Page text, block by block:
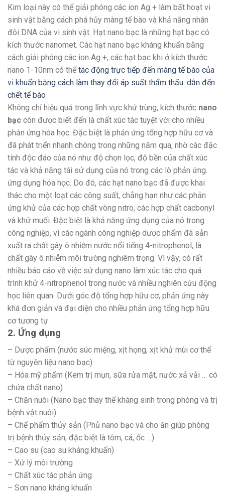
Kim loại này có thể giải phóng các ion Ag + làm bất hoạt vi
sinh vật bằng cách phá hủy màng tế bào và khả năng nhân
đôi DNA của vi sinh vật. Hạt nano bạc là những hạt bạc có
kích thước nanomet. Các hạt nano bạc kháng khuẩn bằng
cách giải phóng các ion Ag +, các hạt bạc khi ở kích thước
nano 1-10nm có thểtác động trực tiếp đến màng tế bào của
vi khuẩn bằng cách làm thay đổi áp suất thẩm thấu. dẫn đến
chết tế bào
Không chỉ hiệu quả trong lĩnh vực khử trùng, kích thước nano
bạc còn được biết đến là chất xúc tác tuyệt vời cho nhiều
phản ứng hóa học. Đặc biệt là phản ứng tổng hợp hữu cơ và
đã phát triển nhanh chóng trong những năm qua, nhờ các đặc
tính độc đáo của nó như độ chọn lọc, độ bền của chất xúc
tác và khả năng tái sử dụng của nó trong các lò phản ứng.
ứng dụng hóa học. Do đó, các hạt nano bạc đã được khai
thác cho một loạt các công suất, chẳng hạn như các phản
ứng khử của các hợp chất vòng nitro, các hợp chất cacbonyl
và khử muối. Đặc biệt là khả năng ứng dụng của nó trong
công nghiệp, vì các ngành công nghiệp dược phẩm đã sản
xuất ra chất gây ô nhiễm nước nổi tiếng 4-nitrophenol, là
chất gây ô nhiễm môi trường nghiêm trọng. Vì vậy, có rất
nhiều báo cáo về việc sử dụng nano làm xúc tác cho quá
trình khử 4-nitrophenol trong nước và nhiều nghiên cứu động
học liên quan. Dưới góc độ tổng hợp hữu cơ, phản ứng này
khá đơn giản và đại diện cho nhiều phản ứng tổng hợp hữu
cơ tương tự.
2. Ứng dụng
– Dược phẩm (nước súc miệng, xịt họng, xịt khử mùi cơ thể
từ nguyên liệu nano bạc)
– Hóa mỹ phẩm (Kem trị mụn, sữa rửa mặt, nước xả vải … có
chứa chất nano)
– Chăn nuôi (Nano bạc thay thế kháng sinh trong phòng và trị
bệnh vật nuôi)
– Chế phẩm thủy sản (Phủ nano bạc và cho ăn giúp phòng
trị bệnh thủy sản, đặc biệt là tôm, cá, ốc …)
– Cao su (cao su kháng khuẩn)
– Xử lý môi trường
– Chất xúc tác phản ứng
– Sơn nano kháng khuẩn